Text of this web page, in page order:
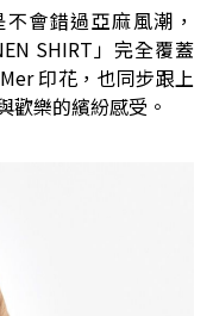
會錯過亞麻風潮，
SHIRT」完全覆蓋
印花，也同步跟上
歡樂的繽紛感受。